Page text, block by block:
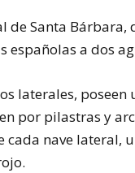
Santa Bárbara,
españolas a dos
laterales,
por pilastras y
cada nave lateral,